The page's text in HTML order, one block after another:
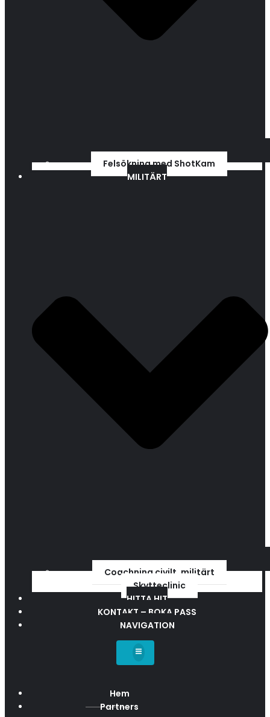
Felsökning med ShotKam
MILITÄRT
Coachning civilt, militärt
Skytteclinic
HITTA HIT
KONTAKT – BOKA PASS
NAVIGATION
Hem
Partners